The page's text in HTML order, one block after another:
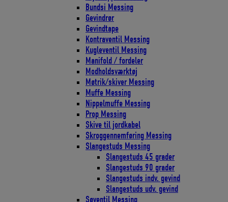
Bundsi Messing
Gevindrør
Gevindtape
Kontraventil Messing
Kugleventil Messing
Manifold / fordeler
Modholdsværktøj
Møtrik/skiver Messing
Muffe Messing
Nippelmuffe Messing
Prop Messing
Skive til jordkabel
Skroggennemføring Messing
Slangestuds Messing
Slangestuds 45 grader
Slangestuds 90 grader
Slangestuds indv. gevind
Slangestuds udv. gevind
Søventil Messing